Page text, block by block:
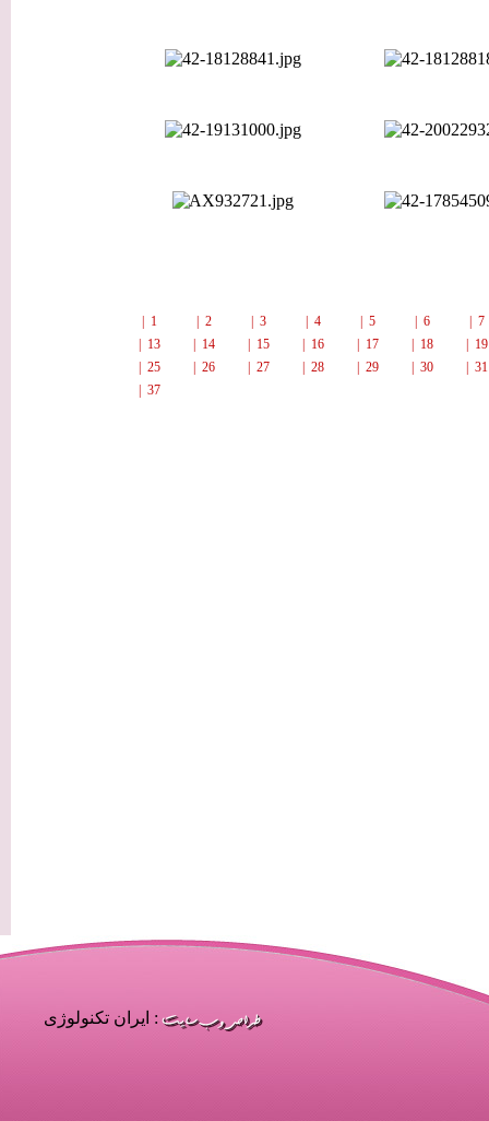
| 1 | 2 | 3 | 4 | 5 | 6
|
| 13
| 14 | 15 | 16 | 17 | 18
|
| 25
| 26 | 27 | 28 | 29 | 30
|
| 37
: ایران تکنولوژی